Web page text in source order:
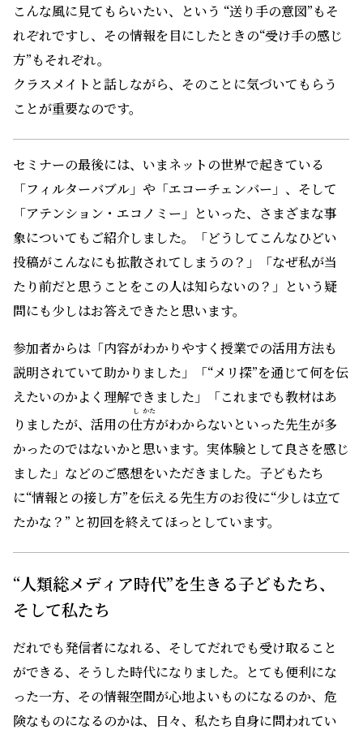
こんな風に見てもらいたい、という “送り手の意図”もそ
れぞれですし、その情報を目にしたときの“受け手の感じ
方”もそれぞれ。
クラスメイトと話しながら、そのことに気づいてもらう
ことが重要なのです。
セミナーの最後には、いまネットの世界で起きている
「フィルターバブル」や「エコーチェンバー」、そして
「アテンション・エコノミー」といった、さまざまな事
象についてもご紹介しました。「どうしてこんなひどい
投稿がこんなにも拡散されてしまうの？」「なぜ私が当
たり前だと思うことをこの人は知らないの？」という疑
問にも少しはお答えできたと思います。
参加者からは「内容がわかりやすく授業での活用方法も
説明されていて助かりました」「“メリ探”を通じて何を伝
えたいのかよく理解できました」「これまでも教材はあ
りましたが、活用の仕
し
方
かた
がわからないといった先生が多
かったのではないかと思います。実体験として良さを感じ
ました」などのご感想をいただきました。子どもたち
に“情報との接し方”を伝える先生方のお役に“少しは立て
たかな？” と初回を終えてほっとしています。
“人類総メディア時代”を生きる子どもたち、
そして私たち
だれでも発信者になれる、そしてだれでも受け取ること
ができる、そうした時代になりました。とても便利にな
った一方、その情報空間が心地よいものになるのか、危
険なものになるのかは、日々、私たち自身に問われてい